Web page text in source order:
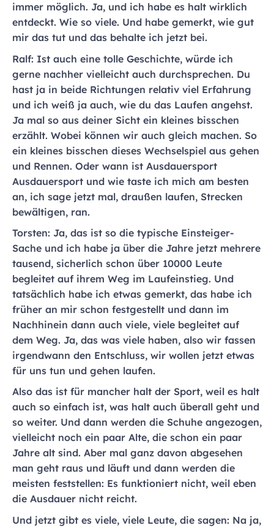
immer möglich. Ja, und ich habe es halt wirklich
entdeckt. Wie so viele. Und habe gemerkt, wie gut
mir das tut und das behalte ich jetzt bei.
Ralf: Ist auch eine tolle Geschichte, würde ich
gerne nachher vielleicht auch durchsprechen. Du
hast ja in beide Richtungen relativ viel Erfahrung
und ich weiß ja auch, wie du das Laufen angehst.
Ja mal so aus deiner Sicht ein kleines bisschen
erzählt. Wobei können wir auch gleich machen. So
ein kleines bisschen dieses Wechselspiel aus gehen
und Rennen. Oder wann ist Ausdauersport
Ausdauersport und wie taste ich mich am besten
an, ich sage jetzt mal, draußen laufen, Strecken
bewältigen, ran.
Torsten: Ja, das ist so die typische Einsteiger-
Sache und ich habe ja über die Jahre jetzt mehrere
tausend, sicherlich schon über 10000 Leute
begleitet auf ihrem Weg im Laufeinstieg. Und
tatsächlich habe ich etwas gemerkt, das habe ich
früher an mir schon festgestellt und dann im
Nachhinein dann auch viele, viele begleitet auf
dem Weg. Ja, das was viele haben, also wir fassen
irgendwann den Entschluss, wir wollen jetzt etwas
für uns tun und gehen laufen.
Also das ist für mancher halt der Sport, weil es halt
auch so einfach ist, was halt auch überall geht und
so weiter. Und dann werden die Schuhe angezogen,
vielleicht noch ein paar Alte, die schon ein paar
Jahre alt sind. Aber mal ganz davon abgesehen
man geht raus und läuft und dann werden die
meisten feststellen: Es funktioniert nicht, weil eben
die Ausdauer nicht reicht.
Und jetzt gibt es viele, viele Leute, die sagen: Na ja,